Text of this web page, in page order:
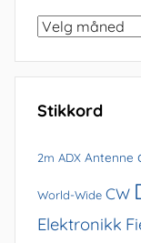
Bla
arkivet
Stikkord
2m ADX Antenne
World-Wide CW
Elektronikk